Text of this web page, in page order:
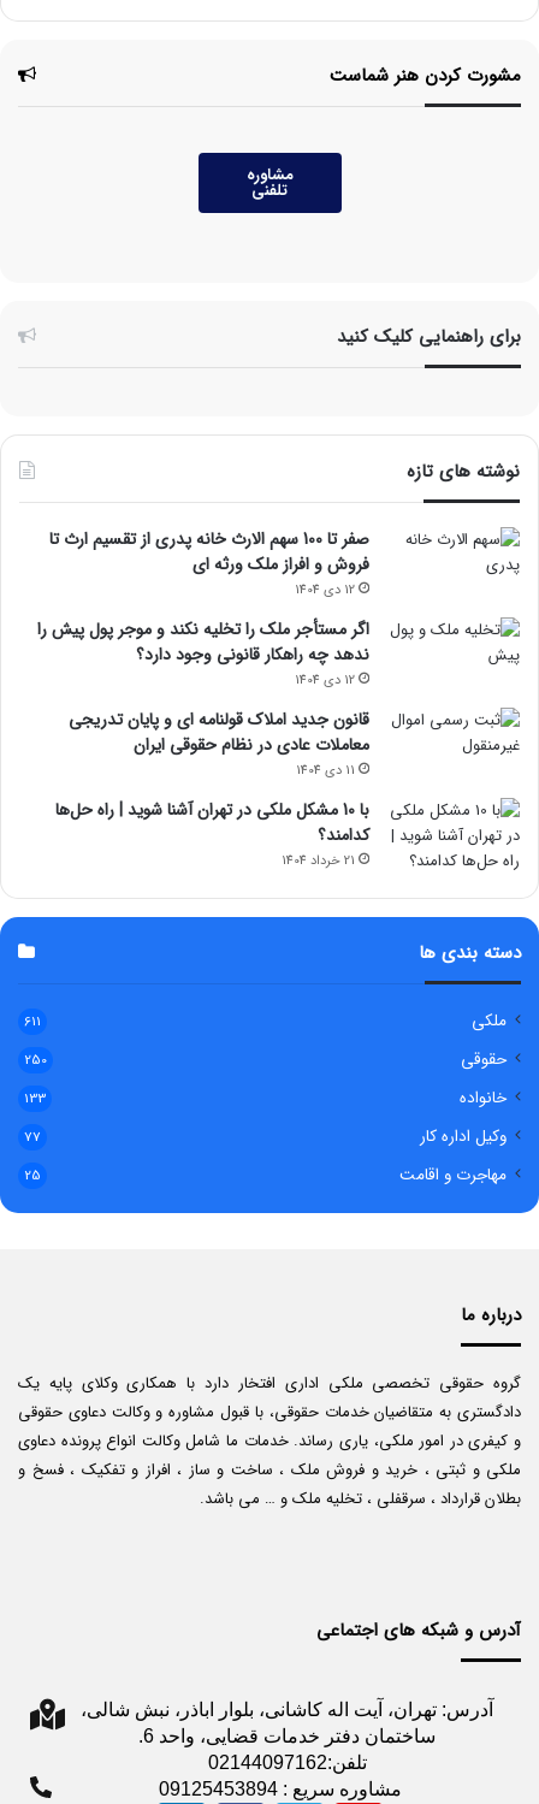
مشورت کردن هنر شماست
مشاوره
تلفنی
برای راهنمایی کلیک کنید
نوشته های تازه
صفر تا 100 سهم الارث خانه پدری از تقسیم ارث تا
فروش و افراز ملک ورثه ای
12 دی 1404
اگر مستأجر ملک را تخلیه نکند و موجر پول پیش را
ندهد چه راهکار قانونی وجود دارد؟
12 دی 1404
قانون جدید املاک قولنامه ای و پایان تدریجی
معاملات عادی در نظام حقوقی ایران
11 دی 1404
با 10 مشکل ملکی در تهران آشنا شوید | راه حل‌ها
کدامند؟
21 خرداد 1404
دسته بندی ها
ملکی 611
حقوقی 250
خانواده 133
وکیل اداره کار 77
مهاجرت و اقامت 25
درباره ما
گروه حقوقی تخصصی ملکی اداری افتخار دارد با همکاری وکلای پایه یک
دادگستری به متقاضیان خدمات حقوقی، با قبول مشاوره و وکالت دعاوی حقوقی
و کیفری در امور ملکی، یاری رساند. خدمات ما شامل وکالت انواع پرونده دعاوی
ملکی و ثبتی ، خرید و فروش ملک ، ساخت و ساز ، افراز و تفکیک ، فسخ و
بطلان قرارداد ، سرقفلی ، تخلیه ملک و … می باشد.
آدرس و شبکه های اجتماعی
آدرس: تهران، آیت اله کاشانی، بلوار اباذر، نبش شالی،
ساختمان دفتر خدمات قضایی، واحد 6.
تلفن:02144097162
مشاوره سریع : 09125453894